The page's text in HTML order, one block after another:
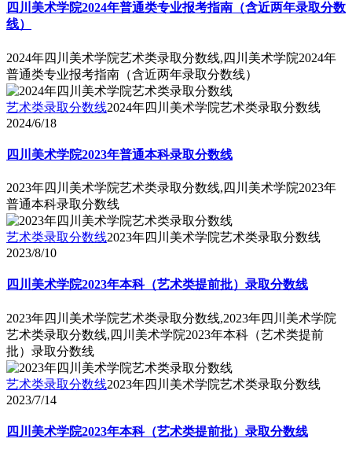
四川美术学院2024年普通类专业报考指南（含近两年录取分数
线）
2024年四川美术学院艺术类录取分数线,四川美术学院2024年
普通类专业报考指南（含近两年录取分数线）
艺术类录取分数线2024年四川美术学院艺术类录取分数线
2024/6/18
四川美术学院2023年普通本科录取分数线
2023年四川美术学院艺术类录取分数线,四川美术学院2023年
普通本科录取分数线
艺术类录取分数线2023年四川美术学院艺术类录取分数线
2023/8/10
四川美术学院2023年本科（艺术类提前批）录取分数线
2023年四川美术学院艺术类录取分数线,2023年四川美术学院
艺术类录取分数线,四川美术学院2023年本科（艺术类提前
批）录取分数线
艺术类录取分数线2023年四川美术学院艺术类录取分数线
2023/7/14
四川美术学院2023年本科（艺术类提前批）录取分数线